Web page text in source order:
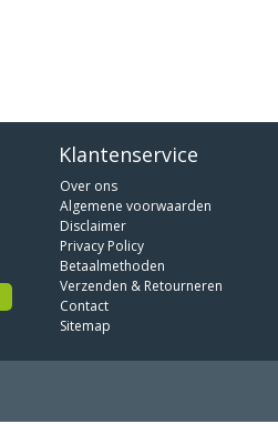
Klantenservice
Over ons
Algemene voorwaarden
Disclaimer
Privacy Policy
Betaalmethoden
Verzenden & Retourneren
Contact
Sitemap